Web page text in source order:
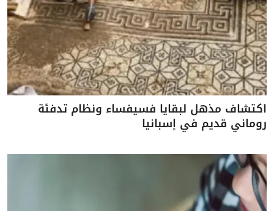
اكتشاف مذهل لبقايا فسيفساء ونظام تدفئة
روماني قديم في إسبانيا